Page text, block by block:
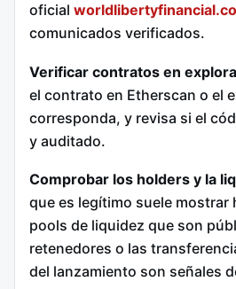
oficial
comunicados verificados.
Verificar contratos en
el contrato en Etherscan o el
corresponda, y revisa si el
y auditado.
Comprobar los holders y la
que es legítimo suele
pools de liquidez que son
retenedores o las
del lanzamiento son señales